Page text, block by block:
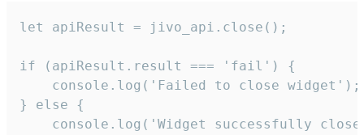
let apiResult = jivo_api.close();
if (apiResult.result === 'fail') {
    console.log('Failed to close widget');
} else {
console.log('Widget successfully